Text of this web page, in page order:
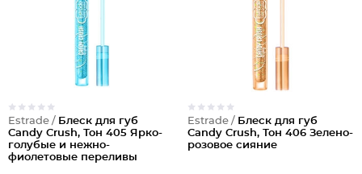
Estrade / Блеск для губ
Candy Crush, Тон 405 Ярко-
голубые и нежно-
фиолетовые переливы
Estrade / Блеск для губ
Candy Crush, Тон 406 Зелено-
розовое сияние